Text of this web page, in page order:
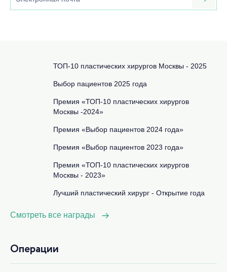
ТОП-10 пластических хирургов Москвы - 2025
Выбор пациентов 2025 года
Премия «ТОП-10 пластических хирургов
Москвы -2024»
Премия «Выбор пациентов 2024 года»
Премия «Выбор пациентов 2023 года»
Премия «ТОП-10 пластических хирургов
Москвы - 2023»
Лучший пластический хирург - Открытие года
Смотреть все награды
Операции